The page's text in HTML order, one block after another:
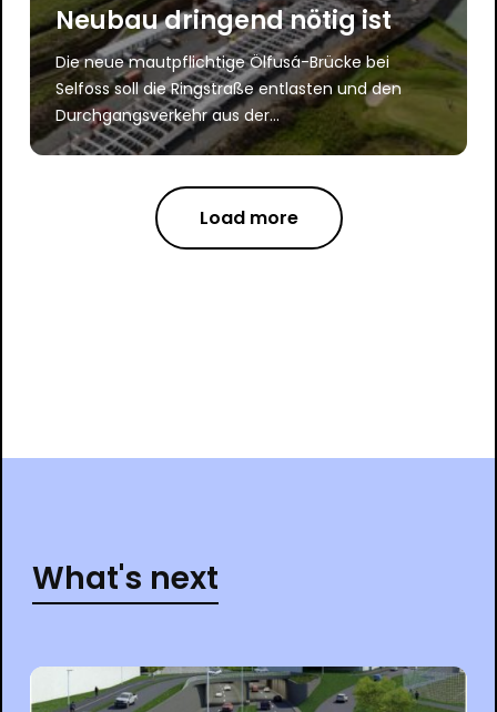
Neubau dringend nötig ist
Die neue mautpflichtige Ölfusá-Brücke bei
Selfoss soll die Ringstraße entlasten und den
Durchgangsverkehr aus der...
Load more
What's next